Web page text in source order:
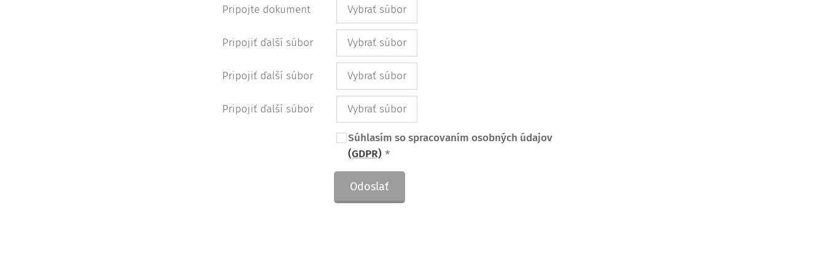
Pripojte dokument Vybrať súbor
Pripojiť ďalší súbor Vybrať súbor
Pripojiť ďalší súbor Vybrať súbor
Pripojiť ďalší súbor Vybrať súbor
Súhlasím so spracovaním osobných údajov
(GDPR)
Odoslať